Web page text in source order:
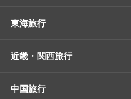
東海旅行
近畿・関西旅行
中国旅行